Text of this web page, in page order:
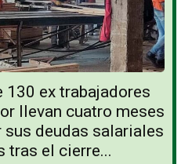
ex trabajadores
llevan cuatro meses
sus deudas salariales
tras el cierre...